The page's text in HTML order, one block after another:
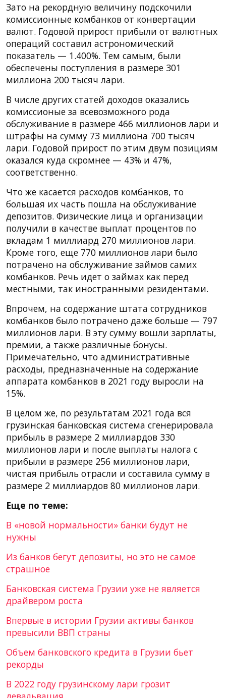
Зато на рекордную величину подскочили
комиссионные комбанков от конвертации
валют. Годовой прирост прибыли от валютных
операций составил астрономический
показатель — 1.400%. Тем самым, были
обеспечены поступления в размере 301
миллиона 200 тысяч лари.
В числе других статей доходов оказались
комиссионые за всевозможного рода
обслуживание в размере 466 миллионов лари и
штрафы на сумму 73 миллиона 700 тысяч
лари. Годовой прирост по этим двум позициям
оказался куда скромнее — 43% и 47%,
соответственно.
Что же касается расходов комбанков, то
большая их часть пошла на обслуживание
депозитов. Физические лица и организации
получили в качестве выплат процентов по
вкладам 1 миллиард 270 миллионов лари.
Кроме того, еще 770 миллионов лари было
потрачено на обслуживание займов самих
комбанков. Речь идет о займах как перед
местными, так иностранными резидентами.
Впрочем, на содержание штата сотрудников
комбанков было потрачено даже больше — 797
миллионов лари. В эту сумму вошли зарплаты,
премии, а также различные бонусы.
Примечательно, что административные
расходы, предназначенные на содержание
аппарата комбанков в 2021 году выросли на
15%.
В целом же, по результатам 2021 года вся
грузинская банковская система сгенерировала
прибыль в размере 2 миллиардов 330
миллионов лари и после выплаты налога с
прибыли в размере 256 миллионов лари,
чистая прибыль отрасли и составила сумму в
размере 2 миллиардов 80 миллионов лари.
Еще по теме:
В «новой нормальности» банки будут не
нужны
Из банков бегут депозиты, но это не самое
страшное
Банковская система Грузии уже не является
драйвером роста
Впервые в истории Грузии активы банков
превысили ВВП страны
Объем банковского кредита в Грузии бьет
рекорды
В 2022 году грузинскому лари грозит